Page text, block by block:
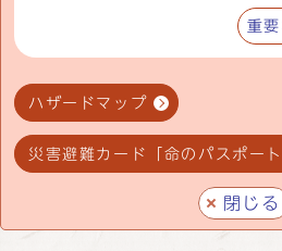
重
ハザードマップ
災害避難カード「命のパスポート
閉じる